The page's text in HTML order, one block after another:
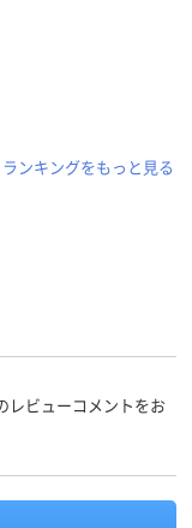
ランキングをもっと見る
レビューコメントをお